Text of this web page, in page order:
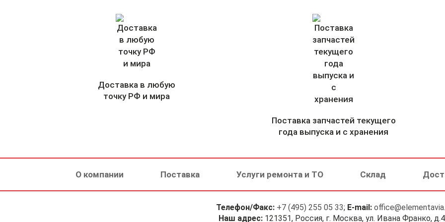
Доставка в любую
точку РФ и мира
Поставка запчастей текущего
года выпуска и с хранения
О компании Поставка Услуги ремонта и ТО Склад
Телефон/Факс: +7 (495) 255 05 33; E-mail:
Наш адрес:121351, Россия, г. Москва, ул. Ивана Франко,